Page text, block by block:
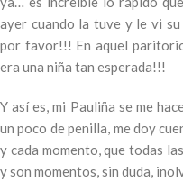
ayer cuando la tuve y le vi
por favor!!! En aquel
era una niña tan esperada!!!
Y así es, mi Pauliña se me
un poco de penilla, me doy
y cada momento, que todas
y son momentos, sin duda,